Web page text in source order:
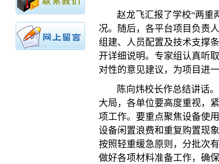
赵龙飞汇报了学校“两重
况。随后，各平台项目负责
组建、人员配置及技术支撑
开详细说明。专家组认真听
对性的意见建议，为项目进
陈向炜校长作总结讲话
大局，各单位要高度重视，
项工作。要重点聚焦设备使
设备闲置浪费和重复购置现
按照轻重缓急原则，分批次
做好各项材料准备工作，确